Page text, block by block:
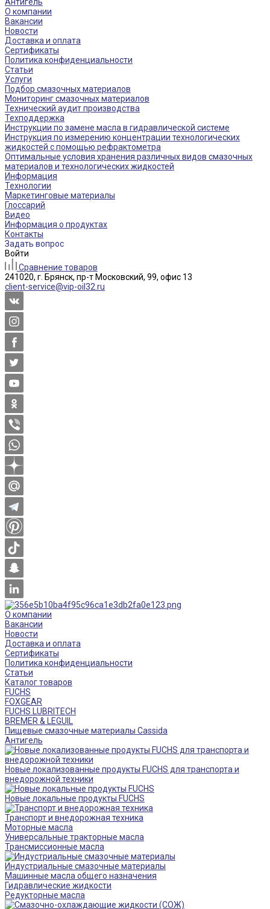
О компании
Вакансии
Новости
Доставка и оплата
Сертификаты
Политика конфиденциальности
Статьи
Услуги
Подбор смазочных материалов
Мониторинг смазочных материалов
Технический аудит производства
Техподдержка
Инструкции по замене масла в гидравлической системе
Инструкция по измерению концентрации технологических
жидкостей с помощью рефрактометра
Оптимальные условия хранения различных видов смазочных
материалов и технологических жидкостей
Информация
Технологии
Маркетинговые материалы
Глоссарий
Видео
Информация о продуктах
Контакты
Задать вопрос
Войти
Сравнение товаров
241020, г. Брянск, пр-т Московский, 99, офис 13
client-service@vip-oil32.ru
О компании
Вакансии
Новости
Доставка и оплата
Сертификаты
Политика конфиденциальности
Статьи
Каталог товаров
FUCHS
FOXGEAR
FUCHS LUBRITECH
BREMER & LEGUIL
Пищевые смазочные материалы Cassida
Антигель
Новые локализованные продукты FUCHS для транспорта и
внедорожной техники
Новые локальные продукты FUCHS
Транспорт и внедорожная техника
Моторные масла
Универсальные тракторные масла
Трансмиссионные масла
Индустриальные смазочные материалы
Машинные масла общего назначения
Гидравлические жидкости
Редукторные масла